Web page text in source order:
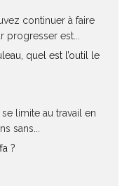
continuer à faire
est...
quel est l’outil le
limite au travail en
sans...
?